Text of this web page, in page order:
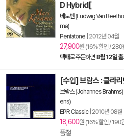
D Hybrid[
베토벤 (Ludwig Van
ma)
Pentatone 2012년 04월
27,900원 (16% 할인 / 280
택배로 주문하면 8월 12일 출
[수입] 브람스 : 클라
브람스 (Johannes Brahms)
ens)
EPR Classic| 2010년 08월
18,600원 (16% 할인 / 190
품절